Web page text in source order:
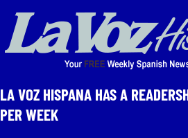
LA VOZ HISPANA HAS A
PER WEEK​